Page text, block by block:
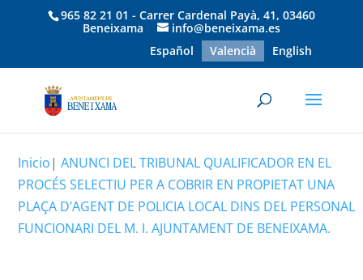
965 82 21 01 - Carrer Cardenal Payà, 41, 03460
Beneixama
info@beneixama.es
Español
Valencià English
Inicio|ANUNCI DEL TRIBUNAL QUALIFICADOR EN EL
PROCÉS SELECTIU PER A COBRIR EN PROPIETAT UNA
PLAÇA D’AGENT DE POLICIA LOCAL DINS DEL PERSONAL
FUNCIONARI DEL M. I. AJUNTAMENT DE BENEIXAMA.